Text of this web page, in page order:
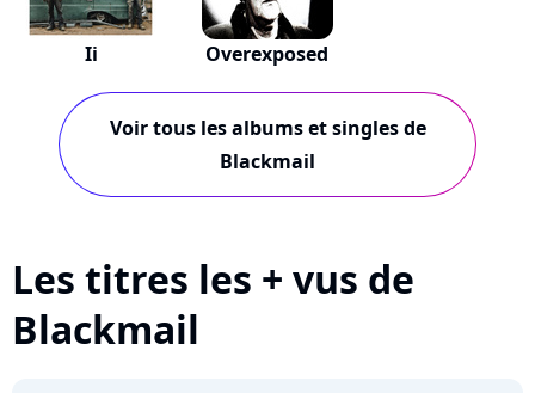
Ii Overexposed
Voir tous les albums et singles de
Blackmail
Les titres les + vus de
Blackmail